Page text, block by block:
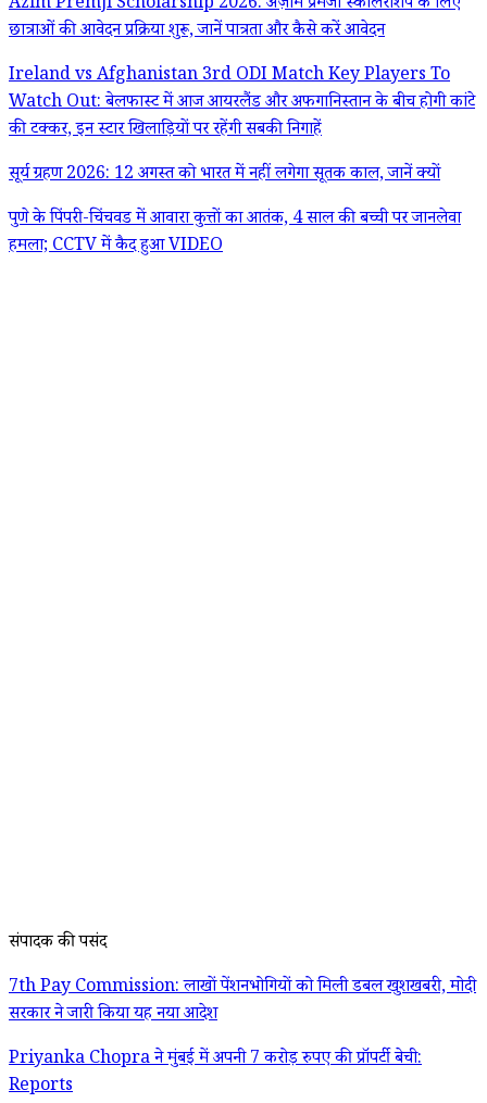
छात्राओं की आवेदन प्रक्रिया शुरू, जानें पात्रता और कैसे करें आवेदन
Ireland vs Afghanistan 3rd ODI Match Key Players To
Watch Out: बेलफास्ट में आज आयरलैंड और अफगानिस्तान के बीच होगी कांटे
की टक्कर, इन स्टार खिलाड़ियों पर रहेंगी सबकी निगाहें
सूर्य ग्रहण 2026: 12 अगस्त को भारत में नहीं लगेगा सूतक काल, जानें क्यों
पुणे के पिंपरी-चिंचवड में आवारा कुत्तों का आतंक, 4 साल की बच्ची पर जानलेवा
हमला; CCTV में कैद हुआ VIDEO
संपादक की पसंद
7th Pay Commission: लाखों पेंशनभोगियों को मिली डबल खुशखबरी, मोदी
सरकार ने जारी किया यह नया आदेश
Priyanka Chopra ने मुंबई में अपनी 7 करोड़ रुपए की प्रॉपर्टी बेची:
Reports